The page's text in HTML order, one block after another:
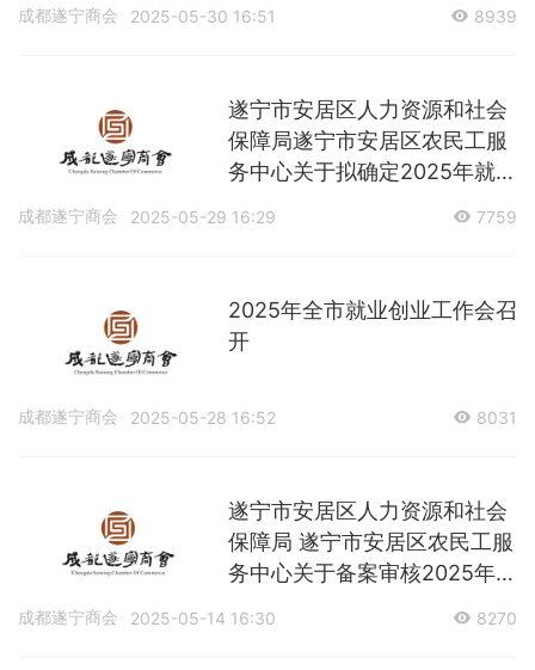
成都遂宁商会 2025-05-30 16:51 8939
遂宁市安居区人力资源和社会
保障局遂宁市安居区农民工服
务中心关于拟确定2025年就业
成都遂宁商会 2025-05-29 16:29 7759
2025年全市就业创业工作会召
开
成都遂宁商会 2025-05-28 16:52 8031
遂宁市安居区人力资源和社会
保障局 遂宁市安居区农民工服
务中心关于备案审核2025年安
成都遂宁商会 2025-05-14 16:30 8270